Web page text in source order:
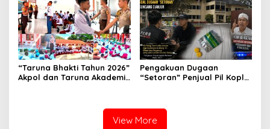
“Taruna Bhakti Tahun 2026”
Akpol dan Taruna Akademi
Pengakuan Dugaan
“Setoran” Penjual Pil Koplo
View More